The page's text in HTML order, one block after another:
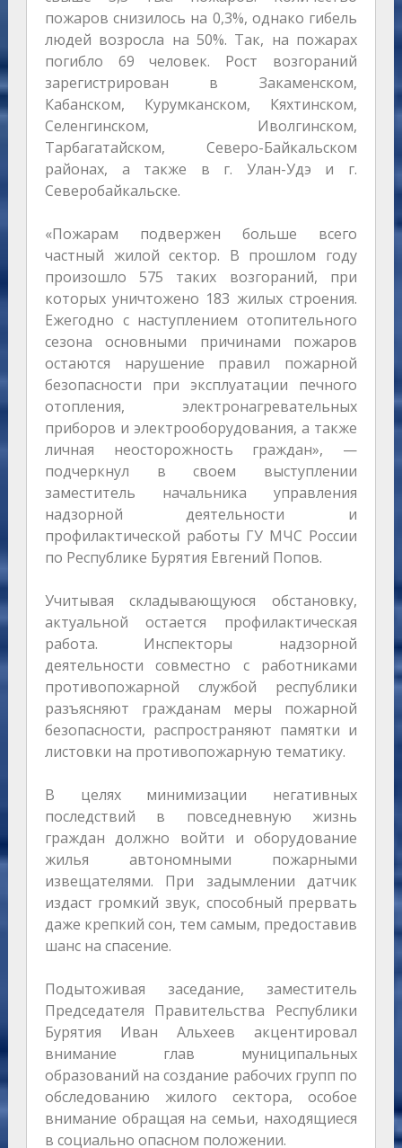
пожаров снизилось на 0,3%, однако гибель
людей возросла на 50%. Так, на пожарах
погибло 69 человек. Рост возгораний
зарегистрирован в Закаменском,
Кабанском, Курумканском, Кяхтинском,
Селенгинском, Иволгинском,
Тарбагатайском, Северо-Байкальском
районах, а также в г. Улан-Удэ и г.
Северобайкальске.
«Пожарам подвержен больше всего
частный жилой сектор. В прошлом году
произошло 575 таких возгораний, при
которых уничтожено 183 жилых строения.
Ежегодно с наступлением отопительного
сезона основными причинами пожаров
остаются нарушение правил пожарной
безопасности при эксплуатации печного
отопления, электронагревательных
приборов и электрооборудования, а также
личная неосторожность граждан», —
подчеркнул в своем выступлении
заместитель начальника управления
надзорной деятельности и
профилактической работы ГУ МЧС России
по Республике Бурятия Евгений Попов.
Учитывая складывающуюся обстановку,
актуальной остается профилактическая
работа. Инспекторы надзорной
деятельности совместно с работниками
противопожарной службой республики
разъясняют гражданам меры пожарной
безопасности, распространяют памятки и
листовки на противопожарную тематику.
В целях минимизации негативных
последствий в повседневную жизнь
граждан должно войти и оборудование
жилья автономными пожарными
извещателями. При задымлении датчик
издаст громкий звук, способный прервать
даже крепкий сон, тем самым, предоставив
шанс на спасение.
Подытоживая заседание, заместитель
Председателя Правительства Республики
Бурятия Иван Альхеев акцентировал
внимание глав муниципальных
образований на создание рабочих групп по
обследованию жилого сектора, особое
внимание обращая на семьи, находящиеся
в социально опасном положении.